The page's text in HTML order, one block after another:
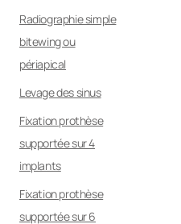
Radiographie simple
bitewing ou
périapical
Levage des sinus
Fixation prothèse
supportée sur 4
implants
Fixation prothèse
supportée sur 6